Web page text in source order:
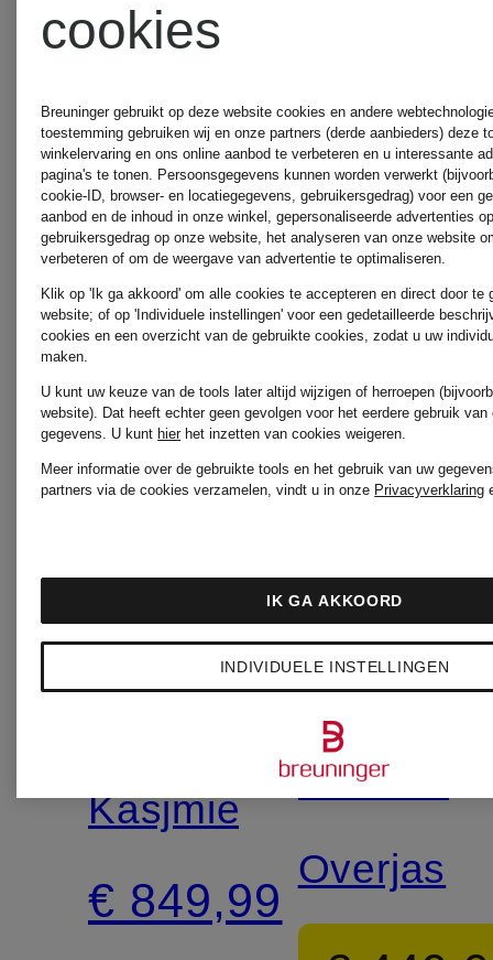
€ 589,99
CINZIA
Kasjmierjas
€ 849,99
CINZIA
ROCCA
Overjas
cookies
Breuninger gebruikt op deze website cookies en andere
toestemming gebruiken wij en onze partners (derde aanbieders) deze
winkelervaring en ons online aanbod te verbeteren en u interessante
pagina's te tonen. Persoonsgegevens kunnen worden verwerkt
cookie-ID, browser- en locatiegegevens, gebruikersgedrag) voor een
aanbod en de inhoud in onze winkel, gepersonaliseerde advertenties
gebruikersgedrag op onze website, het analyseren van onze website
verbeteren of om de weergave van advertentie te optimaliseren.
Klik op 'Ik ga akkoord' om alle cookies te accepteren en direct door te
website; of op 'Individuele instellingen' voor een gedetailleerde
cookies en een overzicht van de gebruikte cookies, zodat u uw
maken.
U kunt uw keuze van de tools later altijd wijzigen of herroepen
website). Dat heeft echter geen gevolgen voor het eerdere gebruik van
gegevens. U kunt hierhet inzetten van cookies weigeren.
Meer informatie over de gebruikte tools en het gebruik van uw
partners via de cookies verzamelen, vindt u in onze Privacyverklaring
INDIVIDUELE INSTELLINGEN
IK GA AKKOORD